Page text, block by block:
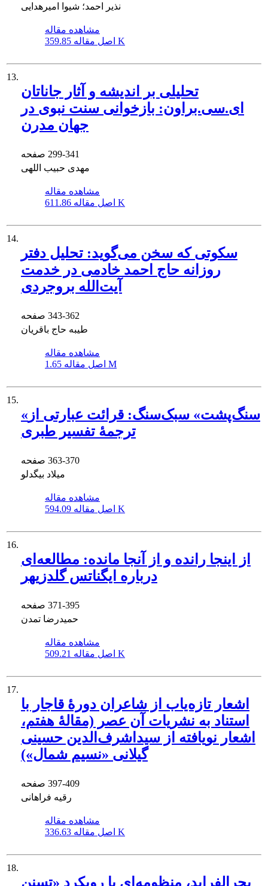
نذیر احمد؛ شیوا امیرهدایی
مشاهده مقاله
اصل مقاله 359.85 K
13.
تحلیلی بر اندیشه و آثار جاناتان
ای.سی.براون: بازخوانی سنت نبوی در
جهان مدرن
299-341
مهدی حبیب اللهی
مشاهده مقاله
اصل مقاله 611.86 K
14.
سکوتی که سخن می‌گوید: تحلیل دفتر
روزانه حاج احمد خادمی در خدمت
آیت‌الله بروجردی
343-362
طیبه حاج باقریان
مشاهده مقاله
اصل مقاله 1.65 M
15.
«سنگ‌پشت» سبک‌سنگ: قرائت عبارتی از
ترجمۀ تفسیر طبری
363-370
میلاد بیگدلو
مشاهده مقاله
اصل مقاله 594.09 K
16.
از اینجا رانده و از آنجا مانده: مطالعه‌ای
درباره ایگناتس گلدزیهر
371-395
حمیدرضا تمدن
مشاهده مقاله
اصل مقاله 509.21 K
17.
اشعار تازه‌یاب از شاعران دورۀ قاجار با
استناد به نشریات آن عصر (مقالۀ هفتم،
اشعار نویافته از سیداشرف‌الدین حسینی
گیلانی «نسیم شمال»)
397-409
رقیه فراهانی
مشاهده مقاله
اصل مقاله 336.63 K
18.
بحرالفراید، منظومه‌ای با رویکرد «تسنن